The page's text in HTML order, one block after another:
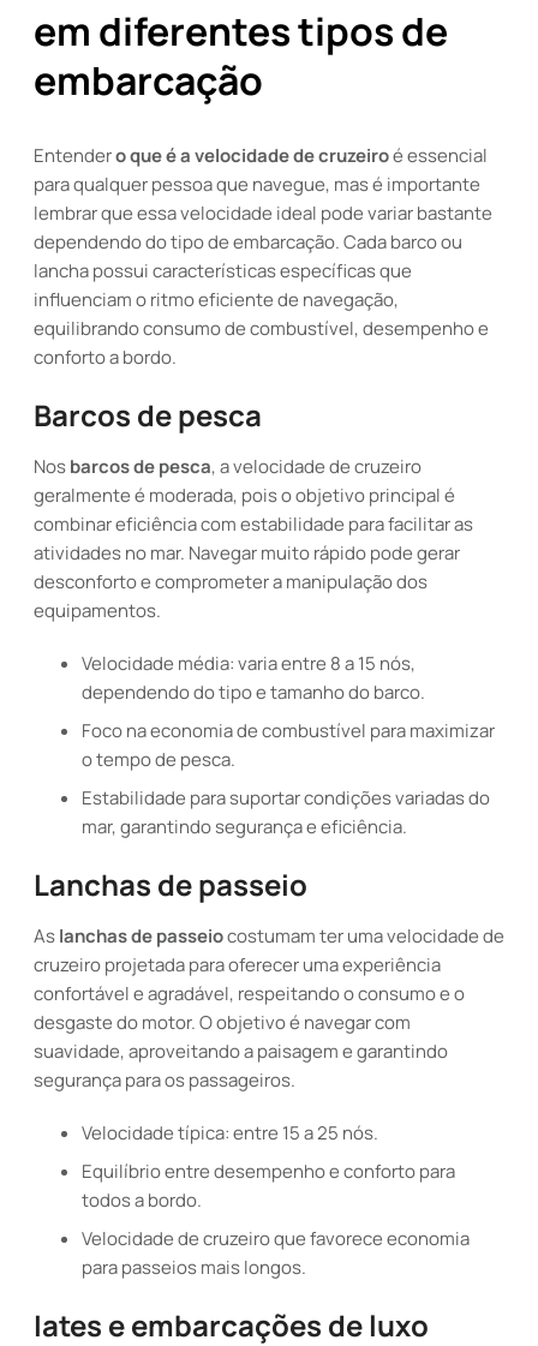
em diferentes tipos de
embarcação
Entendero que é a velocidade de cruzeiroé essencial
para qualquer pessoa que navegue, mas é importante
lembrar que essa velocidade ideal pode variar bastante
dependendo do tipo de embarcação. Cada barco ou
lancha possui características específicas que
influenciam o ritmo eficiente de navegação,
equilibrando consumo de combustível, desempenho e
conforto a bordo.
Barcos de pesca
Nosbarcos de pesca, a velocidade de cruzeiro
geralmente é moderada, pois o objetivo principal é
combinar eficiência com estabilidade para facilitar as
atividades no mar. Navegar muito rápido pode gerar
desconforto e comprometer a manipulação dos
equipamentos.
Velocidade média: varia entre 8 a 15 nós,
dependendo do tipo e tamanho do barco.
Foco na economia de combustível para maximizar
o tempo de pesca.
Estabilidade para suportar condições variadas do
mar, garantindo segurança e eficiência.
Lanchas de passeio
Aslanchas de passeiocostumam ter uma velocidade de
cruzeiro projetada para oferecer uma experiência
confortável e agradável, respeitando o consumo e o
desgaste do motor. O objetivo é navegar com
suavidade, aproveitando a paisagem e garantindo
segurança para os passageiros.
Velocidade típica: entre 15 a 25 nós.
Equilíbrio entre desempenho e conforto para
todos a bordo.
Velocidade de cruzeiro que favorece economia
para passeios mais longos.
Iates e embarcações de luxo